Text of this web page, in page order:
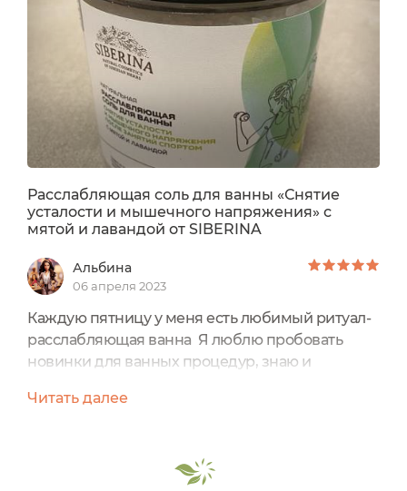
после занятий спортом" с мятой и лавандой.
Бренд Siberina. Цена:...
Расслабляющая соль для ванны «Снятие
усталости и мышечного напряжения» с
мятой и лавандой от SIBERINA
Альбина
06 апреля 2023
Каждую пятницу у меня есть любимый ритуал-
расслабляющая ванна Я люблю пробовать
новинки для ванных процедур, знаю и
вот с этой новинкой еще не была знакома Соль
сравнить со спортом Главный компонент - мята
Читать далее